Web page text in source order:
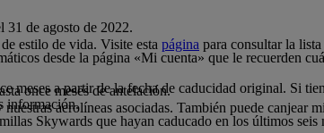
31 de agosto de 2022.
desde la página «Mi cuenta» que le recuerden
meses a partir de la fecha de caducidad original. Si
información.
estilo de vida. Visite esta página para consultar la
once meses de antelación.
Skywards que hayan caducado en los últimos seis
aerolíneas asociadas. También puede canjear